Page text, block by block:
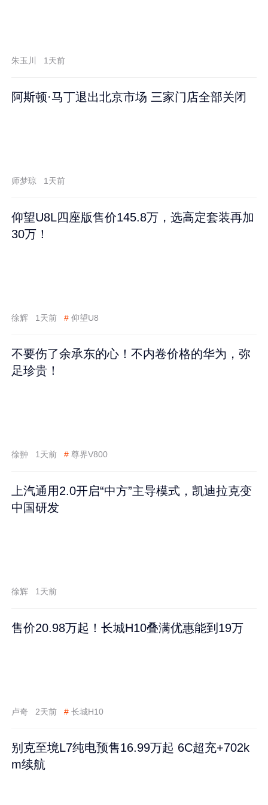
朱玉川 1天前
阿斯顿·马丁退出北京市场 三家门店全部关闭
师梦琼 1天前
仰望U8L四座版售价145.8万，选高定套装再加
30万！
徐辉 1天前 # 仰望U8
不要伤了余承东的心！不内卷价格的华为，弥
足珍贵！
徐翀 1天前 # 尊界V800
上汽通用2.0开启“中方”主导模式，凯迪拉克变
中国研发
徐辉 1天前
售价20.98万起！长城H10叠满优惠能到19万
卢奇 2天前 # 长城H10
别克至境L7纯电预售16.99万起 6C超充+702k
m续航